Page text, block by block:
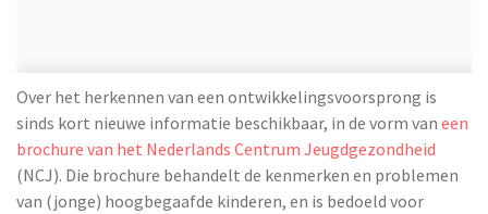
Over het herkennen van een ontwikkelingsvoorsprong is
sinds kort nieuwe informatie beschikbaar, in de vorm van een
brochure van het Nederlands Centrum Jeugdgezondheid
(NCJ). Die brochure behandelt de kenmerken en problemen
van (jonge) hoogbegaafde kinderen, en is bedoeld voor